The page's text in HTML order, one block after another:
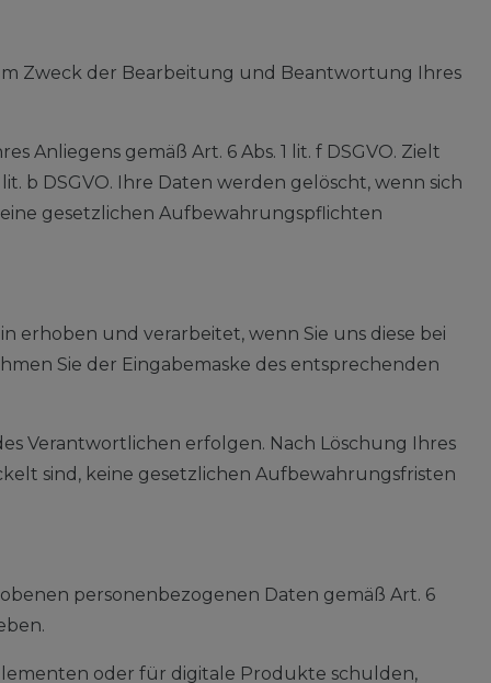
Zweck der Bearbeitung und Beantwortung Ihres
gemäß Art. 6 Abs. 1 lit. f DSGVO. Zielt
b DSGVO. Ihre Daten werden gelöscht, wenn sich
gesetzlichen Aufbewahrungspflichten
erhoben und verarbeitet, wenn Sie uns diese bei
Sie der Eingabemaske des entsprechenden
Verantwortlichen erfolgen. Nach Löschung Ihres
sind, keine gesetzlichen Aufbewahrungsfristen
personenbezogenen Daten gemäß Art. 6
oder für digitale Produkte schulden,